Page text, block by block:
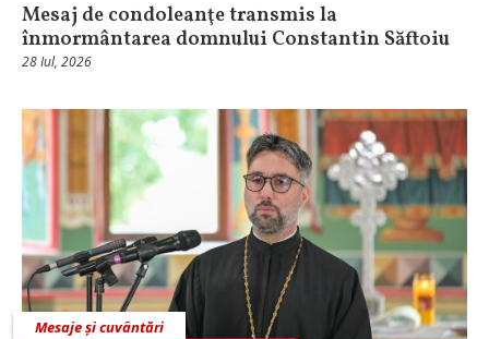
Mesaj de condoleanţe transmis la
înmormântarea domnului Constantin Săftoiu
28 Iul, 2026
Mesaje și cuvântări